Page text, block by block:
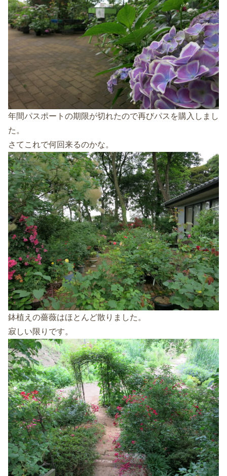
年間パスポートの期限が切れたので再びパスを購入しまし
た。
さてこれで何回来るのかな。
鉢植えの薔薇はほとんど散りました。
寂しい限りです。